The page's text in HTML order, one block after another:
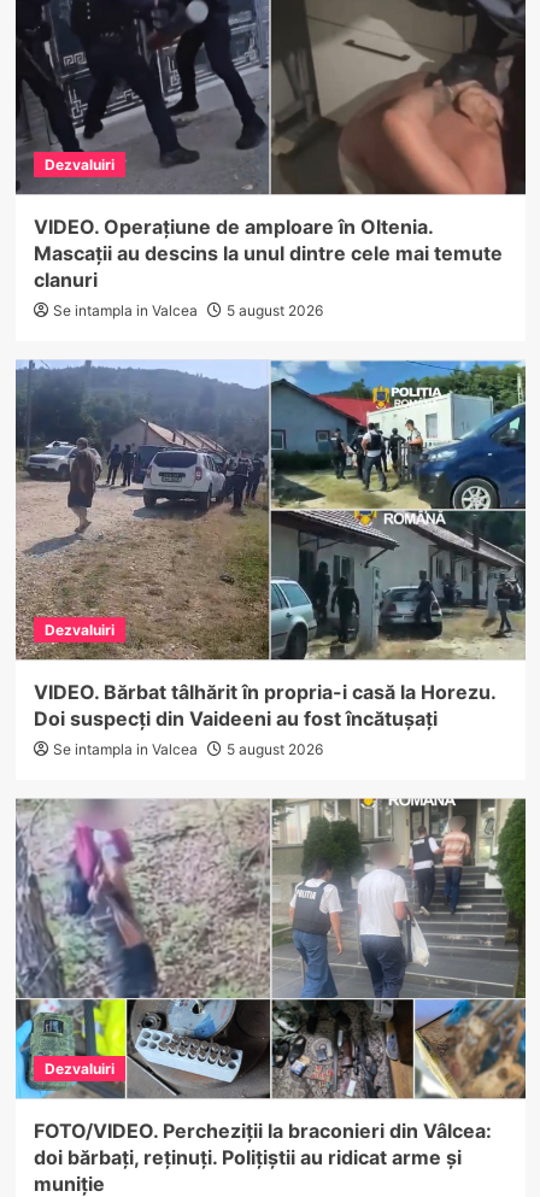
Dezvaluiri
VIDEO. Operațiune de amploare în Oltenia.
Mascații au descins la unul dintre cele mai temute
clanuri
Se intampla in Valcea 5 august 2026
Dezvaluiri
VIDEO. Bărbat tâlhărit în propria-i casă la Horezu.
Doi suspecți din Vaideeni au fost încătușați
Se intampla in Valcea 5 august 2026
Dezvaluiri
FOTO/VIDEO. Percheziții la braconieri din Vâlcea:
doi bărbați, reținuți. Polițiștii au ridicat arme și
muniție